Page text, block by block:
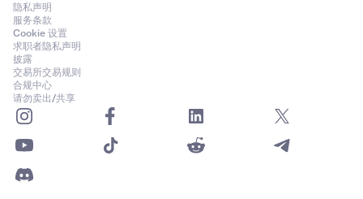
隐私声明
服务条款
Cookie 设置
求职者隐私声明
披露
交易所交易规则
合规中心
请勿卖出/共享